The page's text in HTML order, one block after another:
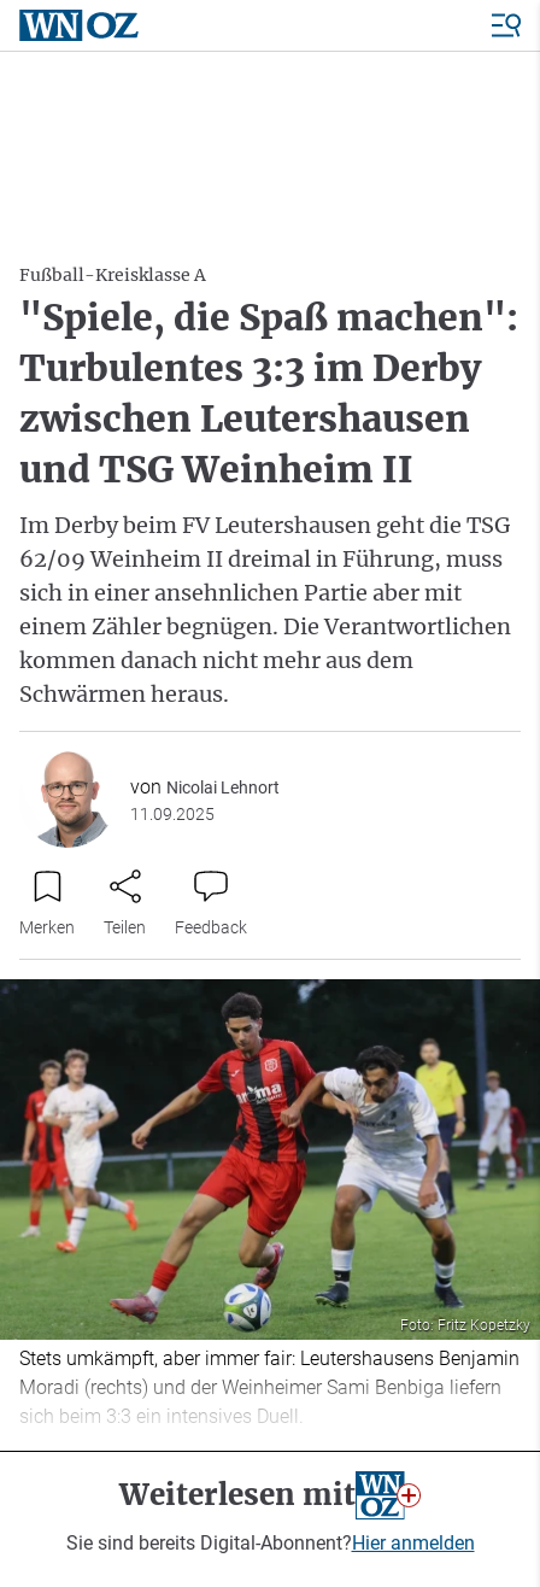
Fußball-Kreisklasse A
"Spiele, die Spaß machen":
Turbulentes 3:3 im Derby
zwischen Leutershausen
und TSG Weinheim II
Im Derby beim FV Leutershausen geht die TSG
62/09 Weinheim II dreimal in Führung, muss
sich in einer ansehnlichen Partie aber mit
einem Zähler begnügen. Die Verantwortlichen
kommen danach nicht mehr aus dem
Schwärmen heraus.
von Nicolai Lehnort
11.09.2025
Merken Teilen Feedback
Foto: Fritz Kopetzky
Stets umkämpft, aber immer fair: Leutershausens Benjamin
Moradi (rechts) und der Weinheimer Sami Benbiga liefern
sich beim 3:3 ein intensives Duell.
Weiterlesen mit
Sie sind bereits Digital-Abonnent?Hier anmelden